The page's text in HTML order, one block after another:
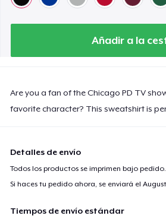
Añadir a la
Are you a fan of the Chicago PD TV
favorite character? This sweatshirt is
Detalles de envío
Todos los productos se imprimen bajo pedido.
Si haces tu pedido ahora, se enviará el
Tiempos de envío estándar